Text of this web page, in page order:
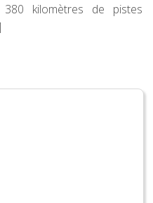
kilomètres de pistes